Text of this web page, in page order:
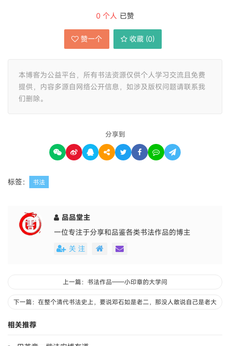
0 个人 已赞
赞一个 收藏 (0)
本博客为公益平台，所有书法资源仅供个人学习交流且免费
提供，内容多源自网络公开信息，如涉及版权问题请联系我
们删除。
分享到
标签： 书法
品品堂主
一位专注于分享和品鉴各类书法作品的博主
关 注
上一篇：书法作品——小印章的大学问
下一篇：在整个清代书法史上，要说邓石如是老二，那没人敢说自己是老大
相关推荐